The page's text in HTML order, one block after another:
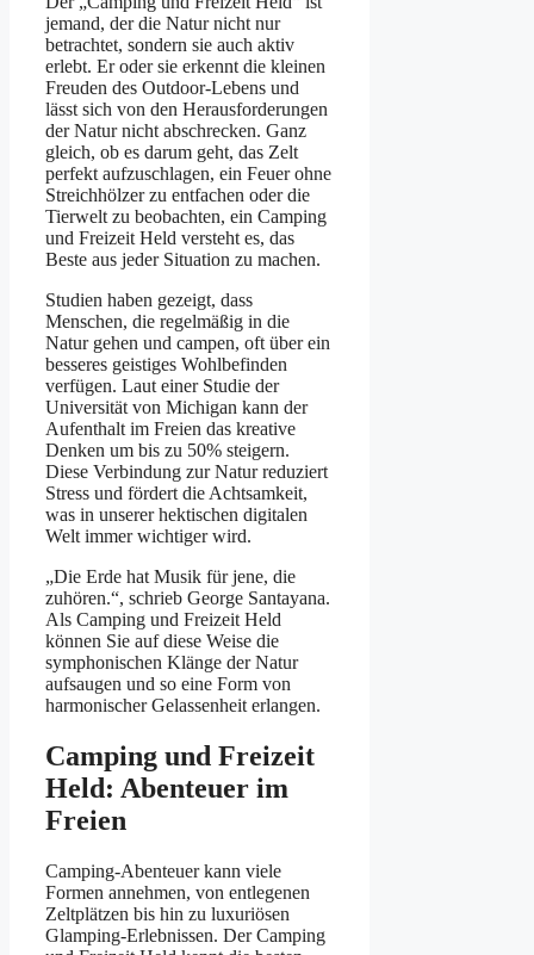
jemand, der die Natur nicht nur
betrachtet, sondern sie auch aktiv
erlebt. Er oder sie erkennt die kleinen
Freuden des Outdoor-Lebens und
lässt sich von den Herausforderungen
der Natur nicht abschrecken. Ganz
gleich, ob es darum geht, das Zelt
perfekt aufzuschlagen, ein Feuer ohne
Streichhölzer zu entfachen oder die
Tierwelt zu beobachten, ein Camping
und Freizeit Held versteht es, das
Beste aus jeder Situation zu machen.
Studien haben gezeigt, dass
Menschen, die regelmäßig in die
Natur gehen und campen, oft über ein
besseres geistiges Wohlbefinden
verfügen. Laut einer Studie der
Universität von Michigan kann der
Aufenthalt im Freien das kreative
Denken um bis zu 50% steigern.
Diese Verbindung zur Natur reduziert
Stress und fördert die Achtsamkeit,
was in unserer hektischen digitalen
Welt immer wichtiger wird.
„Die Erde hat Musik für jene, die
zuhören.“, schrieb George Santayana.
Als Camping und Freizeit Held
können Sie auf diese Weise die
symphonischen Klänge der Natur
aufsaugen und so eine Form von
harmonischer Gelassenheit erlangen.
Camping und Freizeit
Held: Abenteuer im
Freien
Camping-Abenteuer kann viele
Formen annehmen, von entlegenen
Zeltplätzen bis hin zu luxuriösen
Glamping-Erlebnissen. Der Camping